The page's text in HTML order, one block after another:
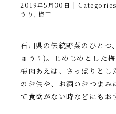
2019年5月30日 |
うり
梅干
石川県の伝統野菜のひとつ
ゅうり)。じめじめとした
梅肉あえは、さっぱりとし
のお供や、お酒のおつまみ
て食欲がない時などにもお